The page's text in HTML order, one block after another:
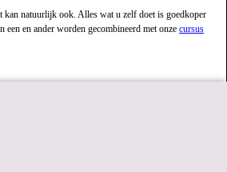
kan natuurlijk ook. Alles wat u zelf doet is goedkoper
een en ander worden gecombineerd met onze cursus